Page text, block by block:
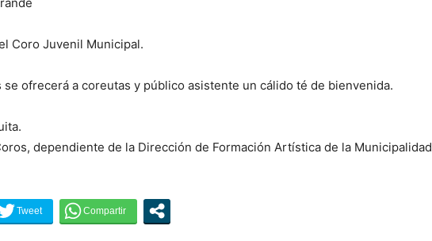
Coro Juvenil Municipal.
se ofrecerá a coreutas y público asistente un cálido té de bienvenida.
dependiente de la Dirección de Formación Artística de la Municipalidad